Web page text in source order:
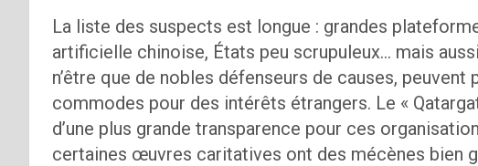
La liste des suspects est longue : grandes
artificielle chinoise, États peu scrupuleux… mais
n’être que de nobles défenseurs de causes,
commodes pour des intérêts étrangers. Le «
d’une plus grande transparence pour ces
certaines œuvres caritatives ont des mécènes bien